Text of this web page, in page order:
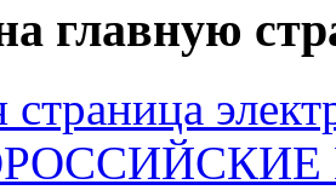
главную
страница